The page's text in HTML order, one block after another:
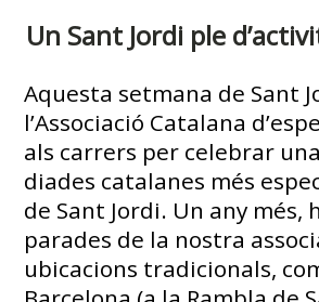
Un Sant Jordi ple
Aquesta setmana de Sant
l’Associació Catalana
als carrers per celebrar
diades catalanes més
de Sant Jordi. Un any més,
parades de la nostra
ubicacions tradicionals,